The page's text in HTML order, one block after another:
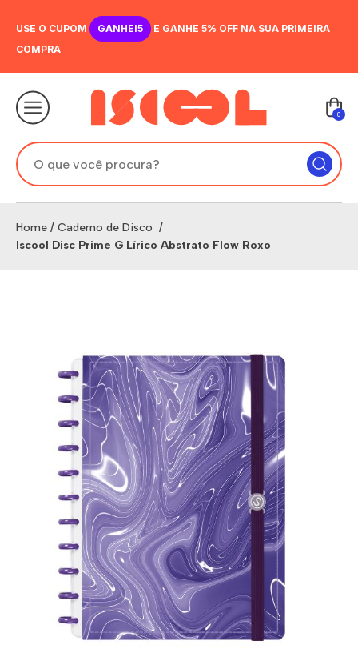
USE O CUPOM GANHEI5
E GANHE 5% OFF NA SUA PRIMEIRA
COMPRA
0
Home / Caderno de Disco /
Iscool Disc Prime G Lírico Abstrato Flow Roxo